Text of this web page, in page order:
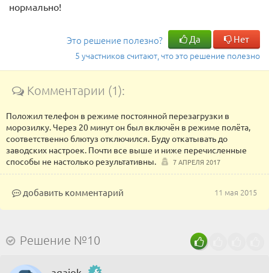
нормально!
Это решение полезно? Да Нет
5 участников считают, что это решение полезно
Комментарии (1):
Положил телефон в режиме постоянной перезагрузки в
морозилку. Через 20 минут он был включён в режиме полёта,
соответственно блютуз отключился. Буду откатывать до
заводских настроек. Почти все выше и ниже перечисленные
способы не настолько результативны.
7 АПРЕЛЯ 2017
11 мая 2015
добавить комментарий
Решение №10